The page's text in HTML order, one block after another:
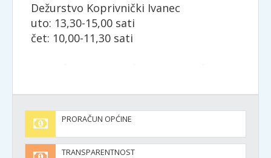
Dežurstvo Koprivnički Ivanec
uto: 13,30-15,00 sati
čet: 10,00-11,30 sati
PRORAČUN OPĆINE
TRANSPARENTNOST